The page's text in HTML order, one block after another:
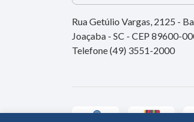
Rua Getúlio Vargas, 2125 -
Joaçaba - SC - CEP 89600-
Telefone (49) 3551-2000